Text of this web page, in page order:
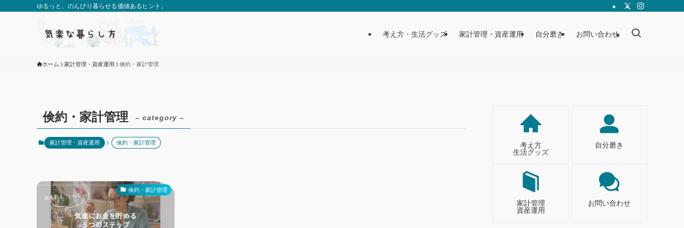
ゆるっと、のんびり暮らせる価値あるヒント。
考え方・生活グッズ 家計管理・資産運用 自分磨き お問い合わせ
ホーム 家計管理・資産運用 倹約・家計管理
倹約・家計管理 – category –
家計管理・資産運用 倹約・家計管理
倹約・家計管理
考え方
生活グッズ
自分磨き
家計管理
資産運用
お問い合わせ